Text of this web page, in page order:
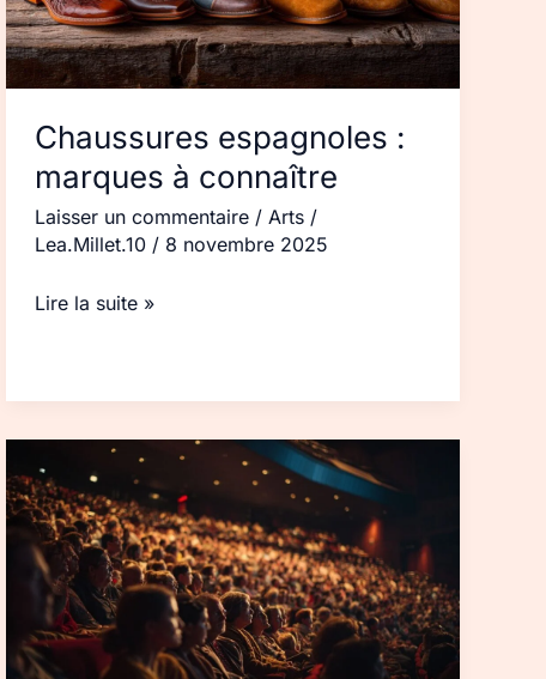
Chaussures espagnoles :
marques à connaître
Laisser un commentaire / Arts /
Lea.Millet.10 / 8 novembre 2025
Lire la suite »
Humoristes
noirs
français :
noms
à
connaître